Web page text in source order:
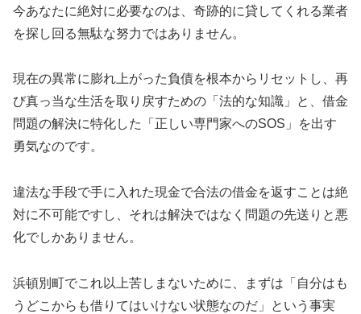
今あなたに絶対に必要なのは、奇跡的に貸してくれる業者
を探し回る無駄な努力ではありません。
現在の異常に膨れ上がった負債を根本からリセットし、再
び真っ当な生活を取り戻すための「法的な知識」と、借金
問題の解決に特化した「正しい専門家へのSOS」を出す
勇気なのです。
違法な手段で手に入れた現金で合法の借金を返すことは絶
対に不可能ですし、それは解決ではなく問題の先送りと悪
化でしかありません。
浜頓別町でこれ以上苦しまないために、まずは「自分はも
うどこからも借りてはいけない状態なのだ」という事実